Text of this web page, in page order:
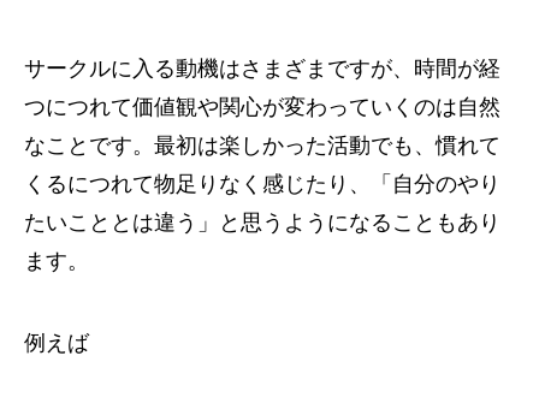
サークルに入る動機はさまざまですが、時間が経
つにつれて価値観や関心が変わっていくのは自然
なことです。最初は楽しかった活動でも、慣れて
くるにつれて物足りなく感じたり、「自分のやり
たいこととは違う」と思うようになることもあり
ます。
例えば